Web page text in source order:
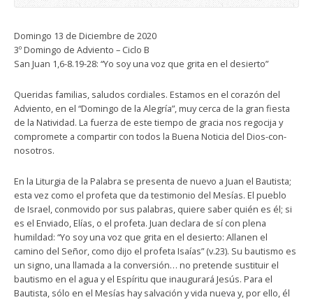
Domingo 13 de Diciembre de 2020
3º Domingo de Adviento – Ciclo B
San Juan 1,6-8.19-28: “Yo soy una voz que grita en el desierto”
Queridas familias, saludos cordiales. Estamos en el corazón del
Adviento, en el “Domingo de la Alegría”, muy cerca de la gran fiesta
de la Natividad. La fuerza de este tiempo de gracia nos regocija y
compromete a compartir con todos la Buena Noticia del Dios-con-
nosotros.
En la Liturgia de la Palabra se presenta de nuevo a Juan el Bautista;
esta vez como el profeta que da testimonio del Mesías. El pueblo
de Israel, conmovido por sus palabras, quiere saber quién es él; si
es el Enviado, Elías, o el profeta. Juan declara de sí con plena
humildad: “Yo soy una voz que grita en el desierto: Allanen el
camino del Señor, como dijo el profeta Isaías” (v.23). Su bautismo es
un signo, una llamada a la conversión… no pretende sustituir el
bautismo en el agua y el Espíritu que inaugurará Jesús. Para el
Bautista, sólo en el Mesías hay salvación y vida nueva y, por ello, él